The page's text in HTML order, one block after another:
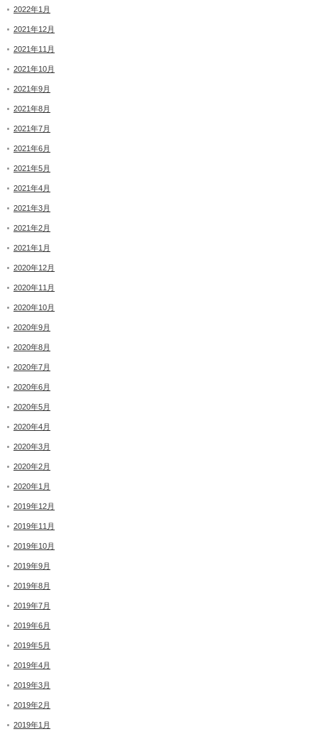
2022年1月
2021年12月
2021年11月
2021年10月
2021年9月
2021年8月
2021年7月
2021年6月
2021年5月
2021年4月
2021年3月
2021年2月
2021年1月
2020年12月
2020年11月
2020年10月
2020年9月
2020年8月
2020年7月
2020年6月
2020年5月
2020年4月
2020年3月
2020年2月
2020年1月
2019年12月
2019年11月
2019年10月
2019年9月
2019年8月
2019年7月
2019年6月
2019年5月
2019年4月
2019年3月
2019年2月
2019年1月